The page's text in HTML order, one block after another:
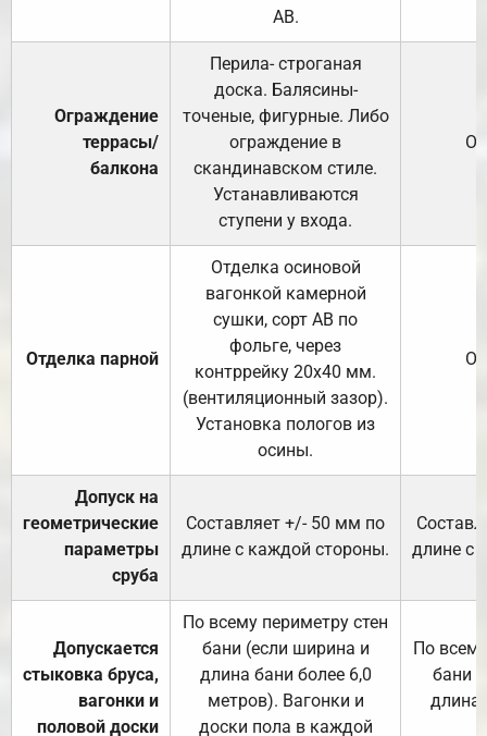
АВ.
Ограждение
террасы/
балкона
Перила- строганая
доска. Балясины-
точеные, фигурные. Либо
ограждение в
скандинавском стиле.
Устанавливаются
ступени у входа.
Отделка парной
Отделка осиновой
вагонкой камерной
сушки, сорт АВ по
фольге, через
контррейку 20х40 мм.
(вентиляционный зазор).
Установка пологов из
осины.
Допуск на
геометрические
параметры
сруба
Составляет +/- 50 мм по
длине с каждой стороны.
длине с
Допускается
стыковка бруса,
вагонки и
половой доски
По всему периметру стен
бани (если ширина и
длина бани более 6,0
метров). Вагонки и
доски пола в каждой
По
бани
длина